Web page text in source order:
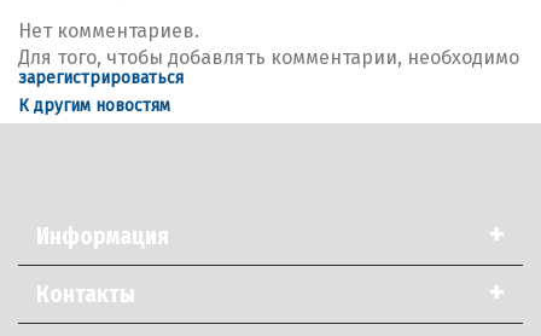
Нет комментариев.
Для того, чтобы добавлять комментарии, необходимо
зарегистрироваться
К другим новостям
Информация +
Контакты
+